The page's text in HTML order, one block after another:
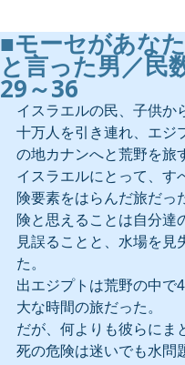
■モーセがあな
と言った男／民
29～36
イスラエルの民、子供か
十万人を引き連れ、エジ
の地カナンへと荒野を旅
イスラエルにとって、す
険要素をはらんだ旅だっ
険と思えることは自分達
見誤ることと、水場を見
た。
出エジプトは荒野の中で
大な時間の旅だった。
だが、何よりも彼らにま
死の危険は迷いでも水問